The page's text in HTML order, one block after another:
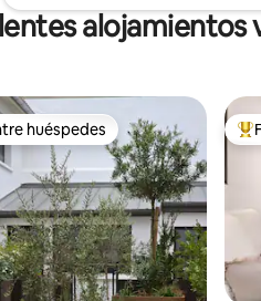
alojamientos
en Favorito entre huéspedes
huéspedes